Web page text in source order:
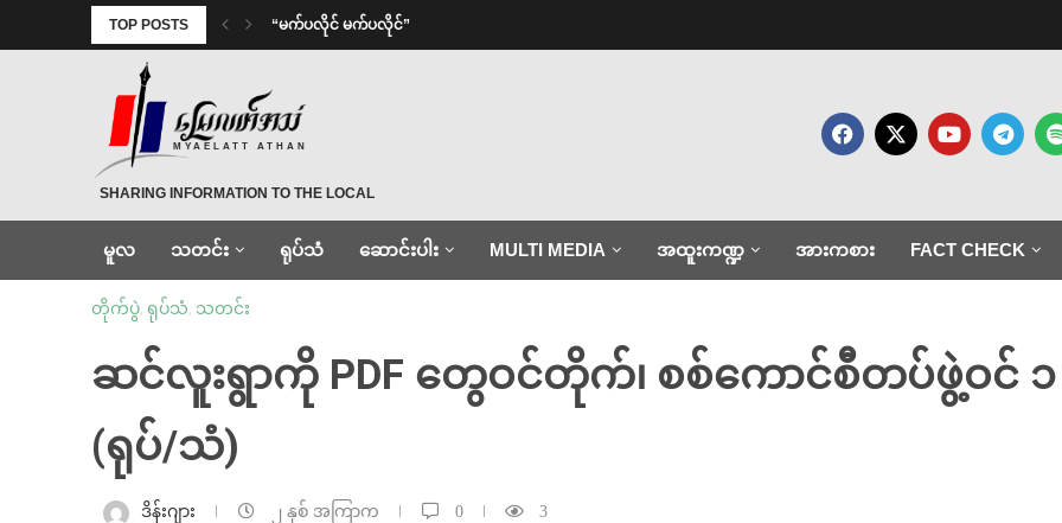
TOP POSTS ⁨ ⁨“မက်ပလိုင် မက်ပလိုင်”
MYAELATT ATHAN
SHARING INFORMATION TO THE LOCAL
မူလ သတင်း ရုပ်သံ ဆောင်းပါး MULTI MEDIA အထူးကဏ္ဍ အားကစား FACT CHECK
တိုက်ပွဲ, ရုပ်သံ, သတင်း
ဆင်လူးရွာကို PDF တွေဝင်တိုက်၊ စစ်ကောင်စီတပ်ဖွဲ့ဝင် ၁
(ရုပ်/သံ)
ဒိန်းဂျား ၂ နှစ် အကြာက 0 3